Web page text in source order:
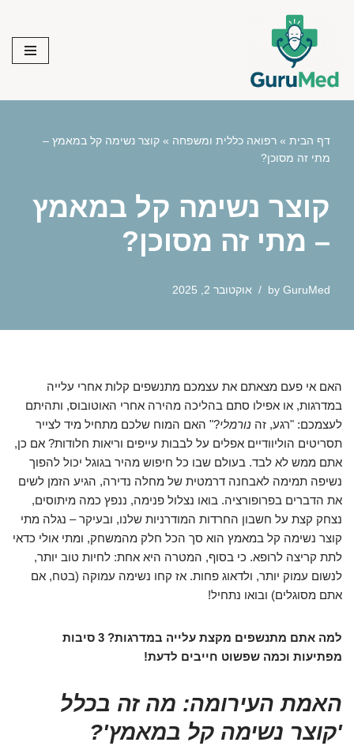
content
דף הבית » רפואה כללית ומשפחה » קוצר נשימה קל במאמץ –
מתי זה מסוכן?
קוצר נשימה קל במאמץ
– מתי זה מסוכן?
by GuruMed אוקטובר 2, 2025
האם אי פעם מצאתם את עצמכם מתנשפים קלות אחרי עלייה
במדרגות, או אפילו סתם בהליכה מהירה אחרי האוטובוס, ותהיתם
לעצמכם: "רגע, זה נורמלי?" האם המוח שלכם מתחיל מיד לצייר
תסריטים הוליוודיים אפלים על לבבות עייפים וריאות חלודות? אם כן,
אתם ממש לא לבד. בעולם שבו כל חיפוש מהיר בגוגל יכול להפוך
נשיפה תמימה לאבחנה דרמטית של מחלה נדירה, הגיע הזמן לשים
את הדברים בפרופורציה. בואו נצלול פנימה, ננפץ כמה מיתוסים,
נצחק קצת על חשבון החרדות המודרניות שלנו, ובעיקר – נגלה מתי
קוצר נשימה קל במאמץ הוא סך הכל חלק מהמשחק, ומתי אולי כדאי
לתת קריצה לרופא. כי בסוף, המטרה היא אחת: לחיות טוב יותר,
לנשום עמוק יותר, ולדאוג פחות. אז קחו נשימה עמוקה (בטח, אם
אתם מסוגלים) ובואו נתחיל!
למה אתם מתנשפים מקצת עלייה במדרגות? 3 סיבות
מפתיעות וכמה שפשוט חייבים לדעת!
האמת העירומה: מה זה בכלל
'קוצר נשימה קל במאמץ'?